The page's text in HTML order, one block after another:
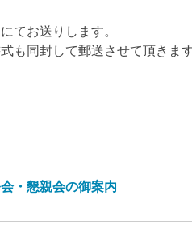
てお送りします。
も同封して郵送させて頂きます
・懇親会の御案内